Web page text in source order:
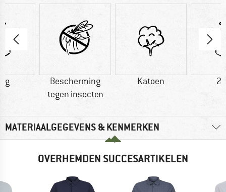
g
Bescherming
tegen insecten
Katoen
MATERIAALGEGEVENS & KENMERKEN
OVERHEMDEN SUCCESARTIKELEN